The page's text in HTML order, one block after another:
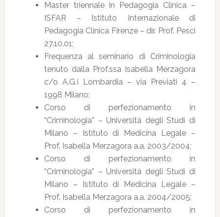
Master triennale in Pedagogia Clinica –
ISFAR – Istituto Internazionale di
Pedagogia Clinica Firenze – dir. Prof. Pesci
27.10.01;
Frequenza al seminario di Criminologia
tenuto dalla Prof.ssa Isabella Merzagora
c/o A.G.I Lombardia – via Previati 4 –
1998 Milano;
Corso di perfezionamento in
“Criminologia” – Università degli Studi di
Milano – Istituto di Medicina Legale –
Prof. Isabella Merzagora a.a. 2003/2004;
Corso di perfezionamento in
“Criminologia” – Università degli Studi di
Milano – Istituto di Medicina Legale –
Prof. Isabella Merzagora a.a. 2004/2005;
Corso di perfezionamento in